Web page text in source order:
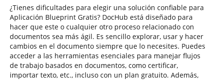
¿Tienes dificultades para elegir una solución confiable para
Aplicación Blueprint Gratis? DocHub está diseñado para
hacer que este o cualquier otro proceso relacionado con
documentos sea más ágil. Es sencillo explorar, usar y hacer
cambios en el documento siempre que lo necesites. Puedes
acceder a las herramientas esenciales para manejar flujos
de trabajo basados en documentos, como certificar,
importar texto, etc., incluso con un plan gratuito. Además,